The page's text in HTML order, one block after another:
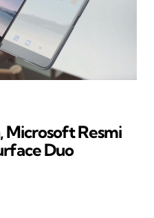
Microsoft Resmi
Duo